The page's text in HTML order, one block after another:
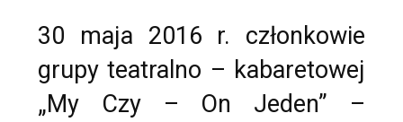
30 maja 2016 r. członkowie
grupy teatralno – kabaretowej
„My Czy – On Jeden” –